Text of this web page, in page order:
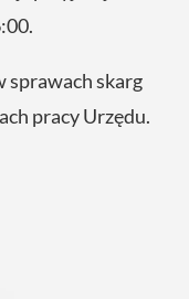
sprawach skarg
pracy Urzędu.